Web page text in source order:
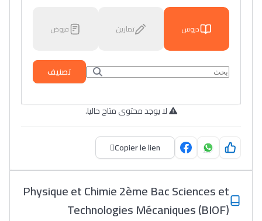
دروس تمارين فروض
تصنيف
لا يوجد محتوى متاح حاليا.
Copier le lien
Physique et Chimie 2ème Bac Sciences et
Technologies Mécaniques (BIOF)